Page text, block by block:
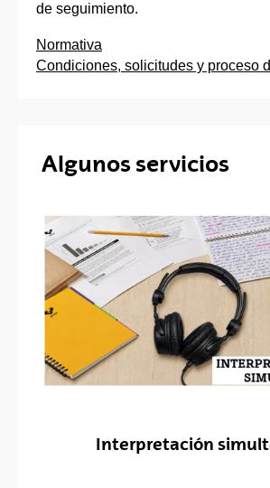
de seguimiento.
Normativa
Condiciones, solicitudes y proceso
Algunos servicios
Interpretación